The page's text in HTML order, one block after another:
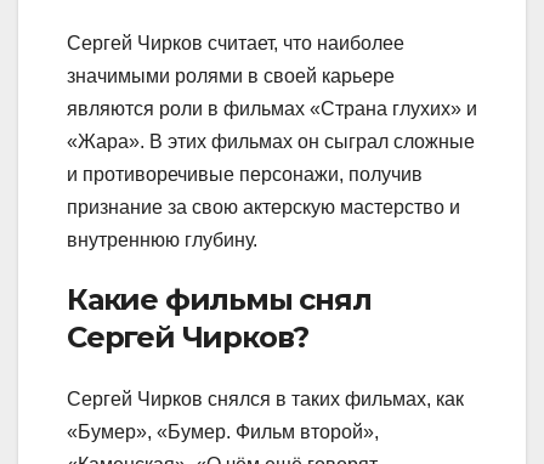
Сергей Чирков считает, что наиболее
значимыми ролями в своей карьере
являются роли в фильмах «Страна глухих» и
«Жара». В этих фильмах он сыграл сложные
и противоречивые персонажи, получив
признание за свою актерскую мастерство и
внутреннюю глубину.
Какие фильмы снял
Сергей Чирков?
Сергей Чирков снялся в таких фильмах, как
«Бумер», «Бумер. Фильм второй»,